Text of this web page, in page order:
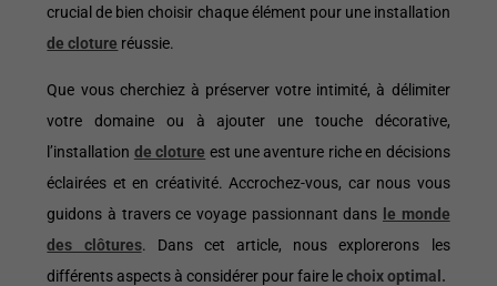
crucial de bien choisir chaque élément pour une installation
de cloture réussie.
Que vous cherchiez à préserver votre intimité, à délimiter
votre domaine ou à ajouter une touche décorative,
l’installation de cloture est une aventure riche en décisions
éclairées et en créativité. Accrochez-vous, car nous vous
guidons à travers ce voyage passionnant dans le monde
des clôtures. Dans cet article, nous explorerons les
différents aspects à considérer pour faire lechoix optimal.